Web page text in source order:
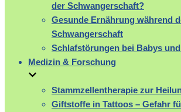
der Schwangerschaft?
Gesunde Ernährung während
Schwangerschaft
Schlafstörungen bei Babys
Medizin & Forschung
Stammzellentherapie zur
Giftstoffe in Tattoos – Gefahr